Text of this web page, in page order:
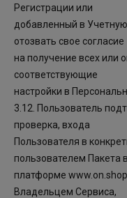
Регистрации или
добавленный в
отозвать свое согласие
на получение всех или
соответствующие
настройки в
3.12. Пользователь
проверка, входа
Пользователя в
пользователем Пакета
платформе
Владельцем Сервиса,